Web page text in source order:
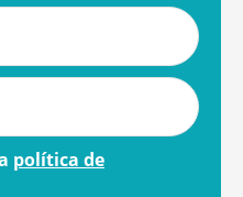
política de